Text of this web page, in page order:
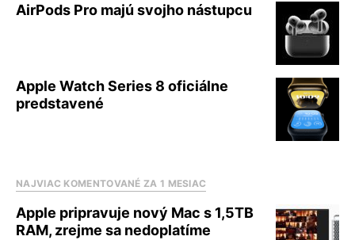
AirPods Pro majú svojho nástupcu
Apple Watch Series 8 oficiálne
predstavené
NAJVIAC KOMENTOVANÉ ZA 1 MESIAC
Apple pripravuje nový Mac s 1,5TB
RAM, zrejme sa nedoplatíme